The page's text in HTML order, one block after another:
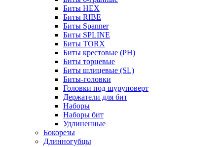
Биты HEX
Биты RIBE
Биты Spanner
Биты SPLINE
Биты TORX
Биты крестовые (PH)
Биты торцевые
Биты шлицевые (SL)
Биты-головки
Головки под шуруповерт
Держатели для бит
Наборы
Наборы бит
Удлиненные
Бокорезы
Длинногубцы